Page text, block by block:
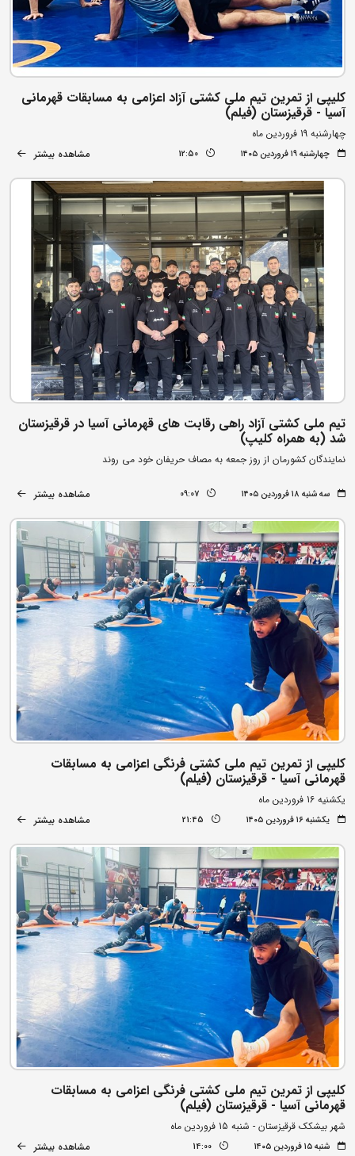
کلیپی از تمرین تیم ملی کشتی آزاد اعزامی به مسابقات قهرمانی
آسیا - قرقیزستان (فیلم)
چهارشنبه 19 فروردین ماه
چهارشنبه ۱۹ فروردین ۱۴۰۵ 12:50 مشاهده بیشتر
تیم ملی کشتی آزاد راهی رقابت های قهرمانی آسیا در قرقیزستان
شد (به همراه کلیپ)
نمایندگان کشورمان از روز جمعه به مصاف حریفان خود می روند
سه شنبه ۱۸ فروردین ۱۴۰۵ 09:07 مشاهده بیشتر
کلیپی از تمرین تیم ملی کشتی فرنگی اعزامی به مسابقات
قهرمانی آسیا - قرقیزستان (فیلم)
یکشنیه 16 فروردین ماه
یکشنبه ۱۶ فروردین ۱۴۰۵ 21:45 مشاهده بیشتر
کلیپی از تمرین تیم ملی کشتی فرنگی اعزامی به مسابقات
قهرمانی آسیا - قرقیزستان (فیلم)
شهر بیشکک قرقیزستان - شنبه 15 فروردین ماه
شنبه ۱۵ فروردین ۱۴۰۵ 14:00 مشاهده بیشتر